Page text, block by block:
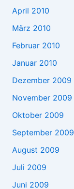
April 2010
März 2010
Februar 2010
Januar 2010
Dezember 2009
November 2009
Oktober 2009
September 2009
August 2009
Juli 2009
Juni 2009